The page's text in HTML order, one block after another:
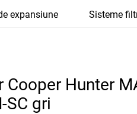
expansiune Sisteme
Сooper Hunter
SC gri